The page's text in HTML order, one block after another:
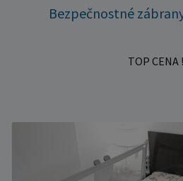
Bezpečnostné
TOP CENA